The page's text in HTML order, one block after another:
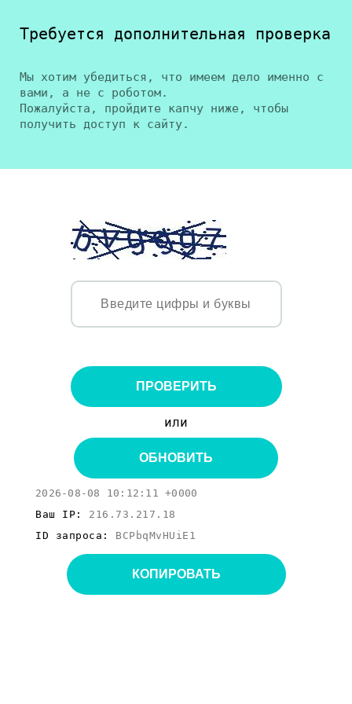
Требуется дополнительная проверка
Мы хотим убедиться, что имеем дело именно с
вами, а не с роботом.
Пожалуйста, пройдите капчу ниже, чтобы
получить доступ к сайту.
ПРОВЕРИТЬ
или
ОБНОВИТЬ
2026-08-08 10:12:11 +0000
Ваш IP: 216.73.217.18
ID запроса: BCPbqMvHUiE1
КОПИРОВАТЬ